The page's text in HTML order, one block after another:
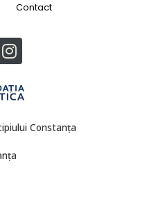
Contact
Constanța